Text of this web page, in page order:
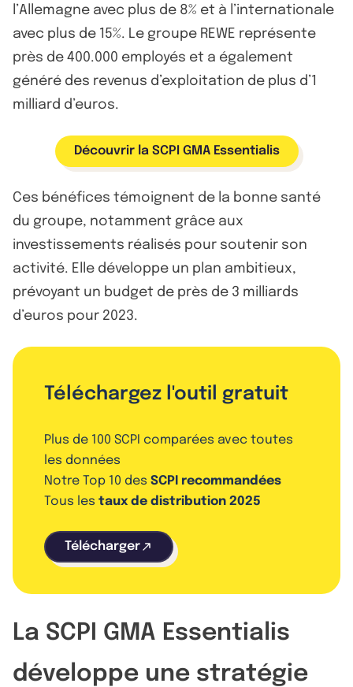
l’Allemagne avec plus de 8% et à l’internationale
avec plus de 15%. Le groupe REWE représente
près de 400.000 employés et a également
généré des revenus d’exploitation de plus d’1
milliard d’euros.
Découvrir la SCPI GMA Essentialis
Ces bénéfices témoignent de la bonne santé
du groupe, notamment grâce aux
investissements réalisés pour soutenir son
activité. Elle développe un plan ambitieux,
prévoyant un budget de près de 3 milliards
d’euros pour 2023.
Téléchargez l'outil gratuit
Plus de 100 SCPI comparées avec toutes
les données
Notre Top 10 des SCPI recommandées
Tous les taux de distribution 2025
Télécharger
La SCPI GMA Essentialis
développe une stratégie